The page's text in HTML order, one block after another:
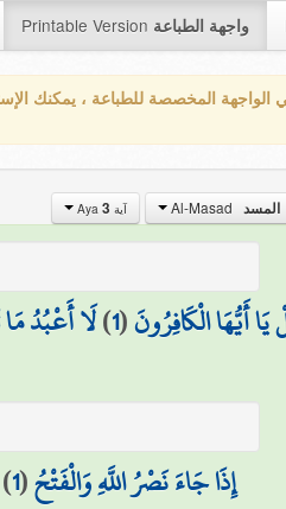
Printable Version واجهة الطباعة
الواجهة المخصصة للطباعة ، يمكنك
المسد آية Aya 3
يَا أَيُّهَا الْكَافِرُونَ(
1
)لَا أَعْبُدُ
إِذَا جَاءَ نَصْرُ اللَّهِ وَالْفَتْحُ(
1